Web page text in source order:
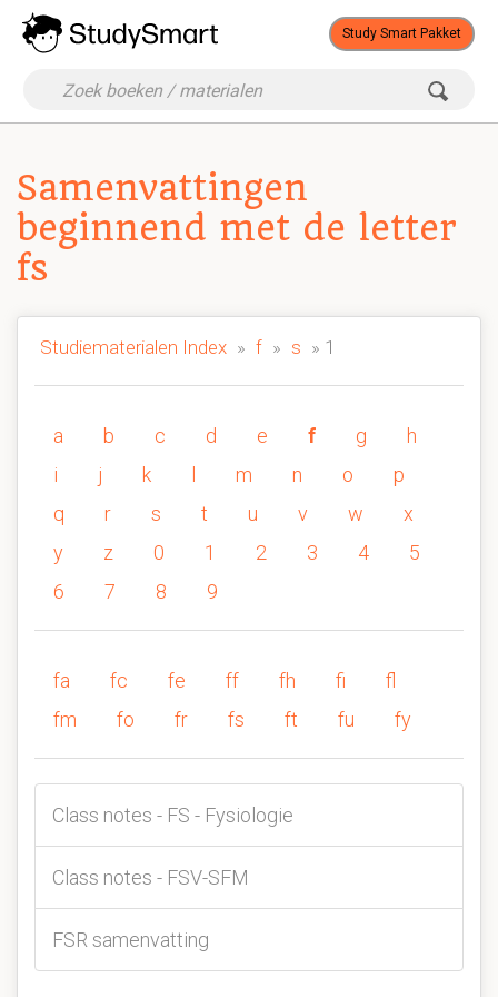
Study Smart Pakket
Samenvattingen
beginnend met de letter
fs
Studiematerialen Index » f » s » 1
a b c d e f g
h
i
j k m n o
p
q
r s t u v w
x
y
z 0 1 2 3 4
5
6
7 8 9
fa fc fe ff fh fi
fl
fm
fo fr fs ft fu fy
Class notes - FS - Fysiologie
Class notes - FSV-SFM
FSR samenvatting